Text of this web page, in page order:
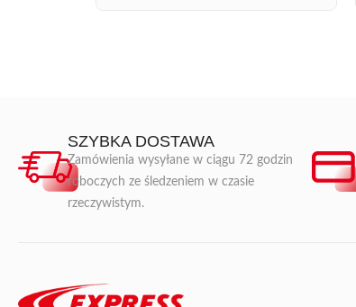
SZYBKA DOSTAWA
Zamówienia wysyłane w ciągu 72 godzin
roboczych ze śledzeniem w czasie
rzeczywistym.